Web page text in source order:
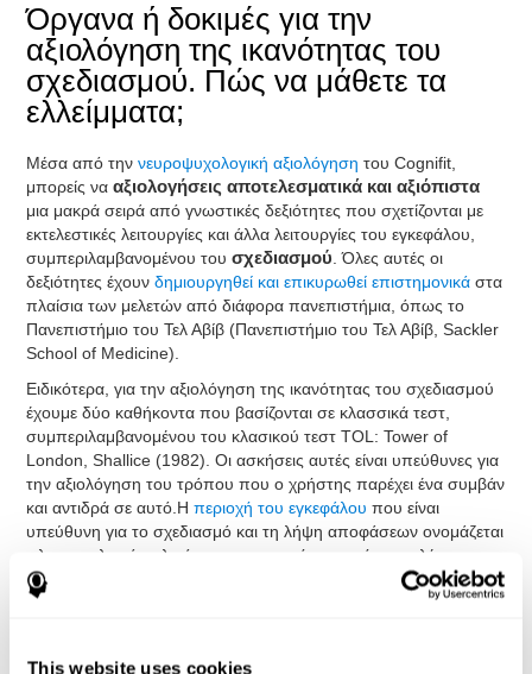
This website uses cookies
Όργανα ή δοκιμές για την
αξιολόγηση της ικανότητας του
σχεδιασμού. Πώς να μάθετε τα
ελλείμματα;
Μέσα από τηννευροψυχολογική αξιολόγησητου Cognifit,
μπορείς νααξιολογήσεις αποτελεσματικά και αξιόπιστα
μια μακρά σειρά από γνωστικές δεξιότητες που σχετίζονται με
εκτελεστικές λειτουργίες και άλλαλειτουργίες του εγκεφάλου,
συμπεριλαμβανομένου τουσχεδιασμού . Όλες αυτές οι
δεξιότητες έχουνδημιουργηθεί και επικυρωθεί επιστημονικά στα
πλαίσια των μελετών από διάφορα πανεπιστήμια, όπως το
Πανεπιστήμιο του Τελ Αβίβ (Πανεπιστήμιο του Τελ Αβίβ, Sackler
School of Medicine).
Ειδικότερα, για την αξιολόγηση της ικανότητας του σχεδιασμού
έχουμε δύο καθήκοντα που βασίζονται σε κλασσικά τεστ,
συμπεριλαμβανομένου του κλασικού τεστ TOL: Tower of
London, Shallice (1982). Οι ασκήσεις αυτές είναι υπεύθυνες για
την αξιολόγηση του τρόπου που ο χρήστης παρέχει ένα συμβάν
και αντιδρά σε αυτό.Ηπεριοχή του εγκεφάλουπου είναι
υπεύθυνη για το σχεδιασμό και τη λήψη αποφάσεων ονομάζεται
πλαγιοκοιλιακός φλοιός στη μετωπική περιοχή,που ελέγχει τις
διαδικασίες της πολύπλοκης σκέψης και βοηθά στη λήψη
αποφάσεων, τη διατύπωση των στόχων, τη διανομή του